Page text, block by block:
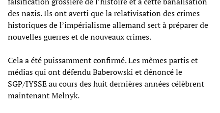
des nazis. Ils ont averti que la relativisation des crimes
historiques de l’impérialisme allemand sert à préparer de
nouvelles guerres et de nouveaux crimes.
Cela a été puissamment confirmé. Les mêmes partis et
médias qui ont défendu Baberowski et dénoncé le
SGP/IYSSE au cours des huit dernières années célèbrent
maintenant Melnyk.